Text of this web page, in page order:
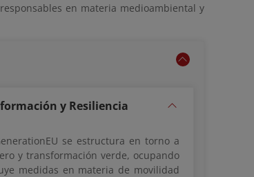
en materia medioambiental y
y Resiliencia
se estructura en torno a
y transformación verde, ocupando
medidas en materia de movilidad